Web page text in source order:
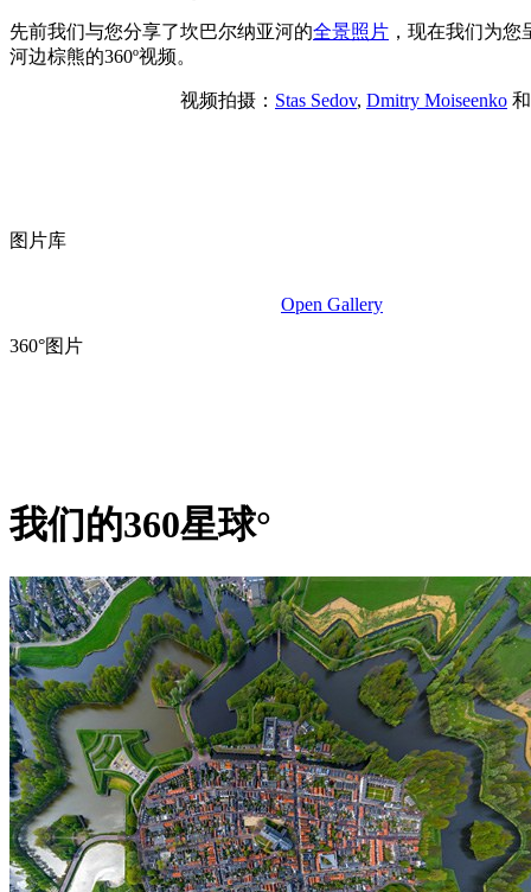
先前我们与您分享了坎巴尔纳亚河的全景照片 ，现在我们为
河边棕熊的360º视频。
视频拍摄： Stas Sedov, Dmitry Moiseenko
图片库
Open Gallery
360°图片
我们的360星球°